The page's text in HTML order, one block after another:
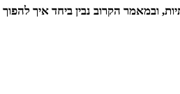
ובמאמר הקרוב נבין ביחד איך